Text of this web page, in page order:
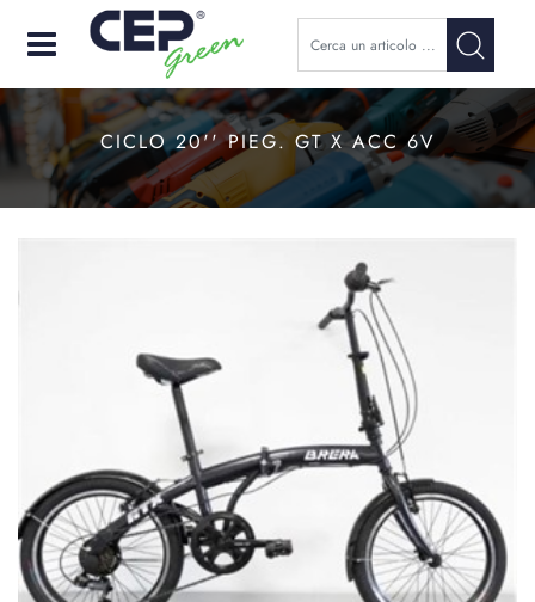
Open
CICLO 20'' PIEG. GT X ACC 6V